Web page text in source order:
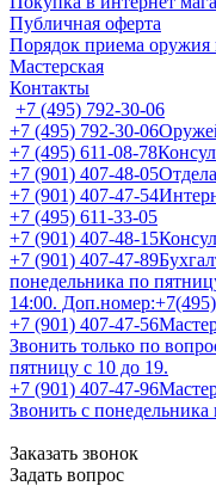
Публичная оферта
Порядок приема
Мастерская
Контакты
+7 (495) 792-30-06
+7 (495) 792-30-06
+7 (495) 611-08-78
+7 (901) 407-48-05
+7 (901) 407-47-54
+7 (495) 611-33-05
+7 (901) 407-48-15
+7 (901) 407-47-89
понедельника по
14:00.
+7 (901) 407-47-56
Звонить только по
пятницу с 10 до 19.
+7 (901) 407-47-96
Звонить с
Заказать звонок
Задать вопрос